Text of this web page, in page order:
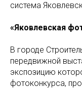
система
«Яковлевская
В городе
передвижной
экспозицию
фотоконкурса,